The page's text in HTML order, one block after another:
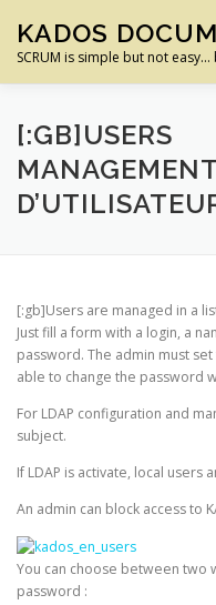
contenu
KADOS
SCRUM is simple but not
ACCUEIL PREMIERS
CONFIGURATION
INSTALLATION
[:GB]USERS
[:gb]Users are managed in a
Just fill a form with a login, a
password. The admin must
able to change the password
For LDAP configuration and
subject.
If LDAP is activate, local users
An admin can block access to
You can choose between two
password :